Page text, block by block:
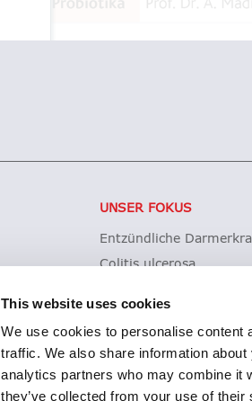
This website uses cookies
We use cookies to personalise content
traffic. We also share information
analytics partners who may combine it
they’ve collected from your use of their
UNSER FOKUS
Entzündliche
Colitis ulcerosa
Clostridioides difficile-